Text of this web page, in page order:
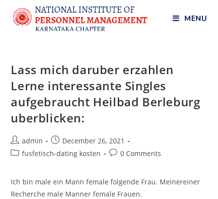
MENU
Lass mich daruber erzahlen
Lerne interessante Singles
aufgebraucht Heilbad Berleburg
uberblicken:
admin
December 26, 2021
fusfetisch-dating kosten
0 Comments
Ich bin male ein Mann female folgende Frau. Meinereiner
Recherche male Manner female Frauen.